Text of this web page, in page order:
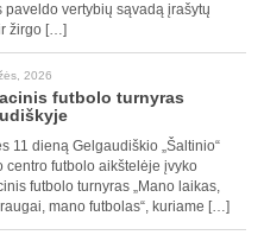
paveldo vertybių sąvadą įrašytų
žirgo […]
2026
futbolo turnyras
11 dieną Gelgaudiškio „Šaltinio“
centro futbolo aikštelėje įvyko
futbolo turnyras „Mano laikas,
mano futbolas“, kuriame […]